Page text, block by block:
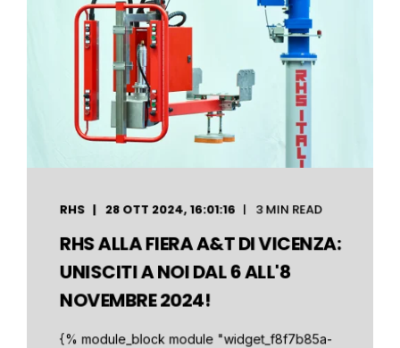
RHS 28 OTT 2024, 16:01:16 3 MIN READ
RHS ALLA FIERA A&T DI VICENZA:
UNISCITI A NOI DAL 6 ALL'8
NOVEMBRE 2024!
{% module_block module "widget_f8f7b85a-